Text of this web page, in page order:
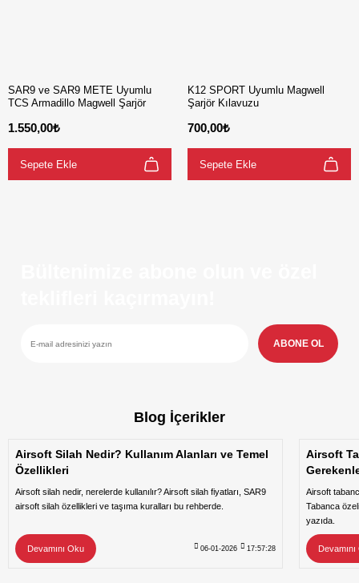
SAR9 ve SAR9 METE Uyumlu
TCS Armadillo Magwell Şarjör
1.550,00₺
Sepete Ekle
K12 SPORT Uyumlu Magwell
Şarjör Kılavuzu
700,00₺
Sepete Ekle
ABONE OL
Blog İçerikler
Airsoft Silah Nedir? Kullanım Alanları ve Temel
Özellikleri
Airsoft silah nedir, nerelerde kullanılır? Airsoft silah fiyatları, SAR9
airsoft silah özellikleri ve taşıma kuralları bu rehberde.
Devamını Oku 06-01-2026 17:57:28
Airsoft
Airsoft
Tabanca
yazıda.